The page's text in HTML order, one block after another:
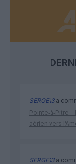
SERGE13a
Pointe‑à‑Pitre
aérien vers
SERGE13a